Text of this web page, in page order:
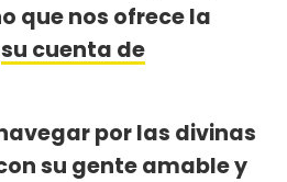
que nos ofrece la
su cuenta de
por las divinas
su gente amable y